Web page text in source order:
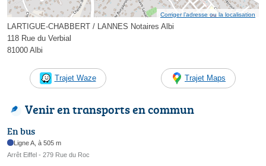
Corriger l’adresse ou la localisation
LARTIGUE-CHABBERT / LANNES Notaires Albi
118 Rue du Verbial
81000 Albi
Trajet Waze Trajet Maps
Venir en transports en commun
En bus
Ligne A, à 505 m
Arrêt Eiffel - 279 Rue du Roc